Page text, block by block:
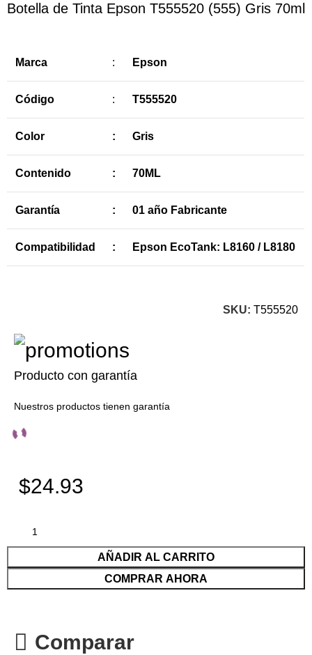
Botella de Tinta Epson T555520 (555) Gris 70ml
Marca : Epson
Código : T555520
Color : Gris
Contenido : 70ML
Garantía : 01 año Fabricante
Compatibilidad : Epson EcoTank: L8160 / L8180
SKU: T555520
Producto con garantía
Nuestros productos tienen garantía
$24.93
AÑADIR AL CARRITO
COMPRAR AHORA
Comparar